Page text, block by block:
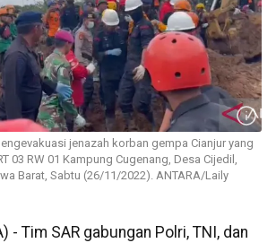
jenazah korban gempa Cianjur yang
03 RW 01 Kampung Cugenang, Desa Cijedil,
Barat, Sabtu (26/11/2022). ANTARA/Laily
- Tim SAR gabungan Polri, TNI, dan